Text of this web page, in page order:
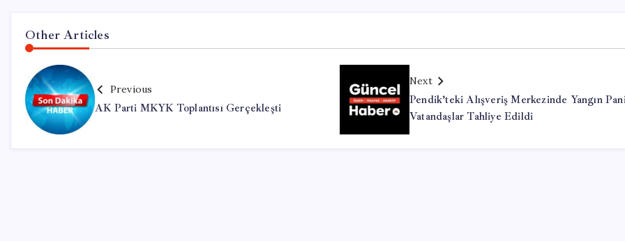
Other Articles
Previous
AK Parti MKYK Toplantısı Gerçekleşti
Next
Pendik’teki Alışveriş Merkezinde Yangın
Vatandaşlar Tahliye Edildi